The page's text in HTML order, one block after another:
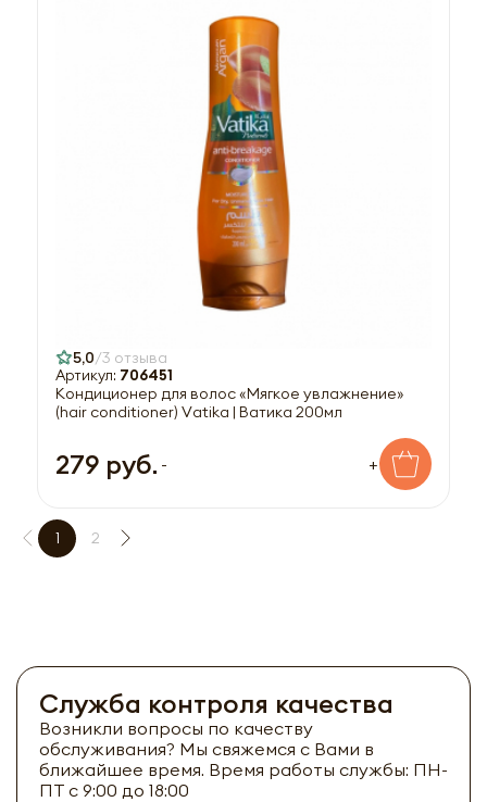
5,0 3 отзыва
Артикул: 706451
Кондиционер для волос «Мягкое увлажнение»
(hair conditioner) Vаtika | Ватика 200мл
279 руб. - +
1 2
Служба контроля качества
Возникли вопросы по качеству
обслуживания? Мы свяжемся с Вами в
ближайшее время. Время работы службы: ПН-
ПТ с 9:00 до 18:00